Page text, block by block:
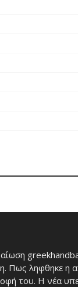
Πως ληφθηκε η
του. Η νέα